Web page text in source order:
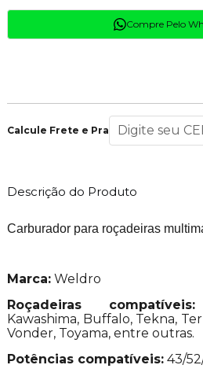
Compre Pelo
Calcule Frete e Prazo
Descrição do Produto
Carburador para roçadeiras
Marca:Weldro
Roçadeiras
Kawashima, Buffalo, Tekna,
Vonder, Toyama, entre outras.
Potências compatíveis:43/